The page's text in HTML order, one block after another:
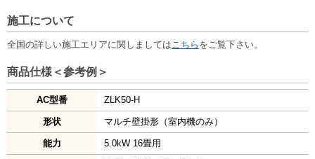
施工について
全国の詳しい施工エリアに関しましてはこちら をご覧下さい。
商品仕様＜参考例＞
AC型番 ZLK50-H
形状 マルチ壁掛形（室内機のみ）
能力 5.0kW 16畳用